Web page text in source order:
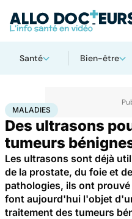
Santé Bien-être
AccueilSanté Maladies
MALADIES
Des ultrasons
tumeurs
Les ultrasons sont déjà
de la prostate, du foie et
pathologies, ils ont
font aujourd'hui l'objet
traitement des tumeurs